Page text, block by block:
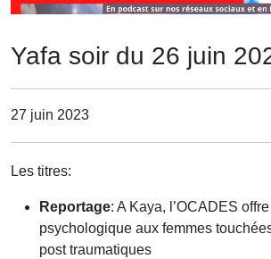
Yafa soir du 26 juin
27 juin 2023
Les titres:
Reportage: A Kaya, l’OCADES
psychologique aux femmes
post traumatiques